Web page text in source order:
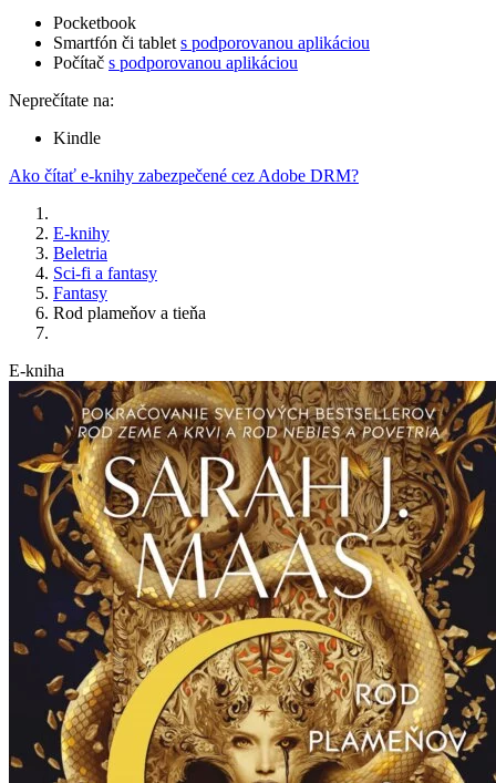
Pocketbook
Smartfón či tablet s podporovanou aplikáciou
Počítač s podporovanou aplikáciou
Neprečítate na:
Kindle
Ako čítať e-knihy zabezpečené cez Adobe DRM?
E-knihy
Beletria
Sci-fi a fantasy
Fantasy
Rod plameňov a tieňa
E-kniha